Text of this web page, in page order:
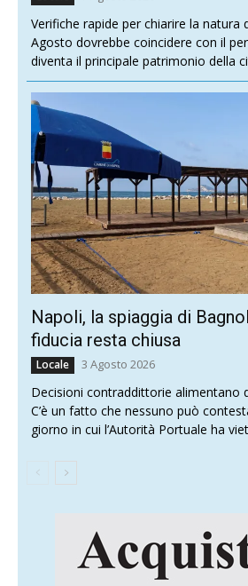
Verifiche rapide per chiarire la natura
Agosto dovrebbe coincidere con il
diventa il principale patrimonio della
Napoli, la spiaggia di
fiducia resta chiusa
Locale 3 Agosto 2026
Decisioni contraddittorie alimentano
C’è un fatto che nessuno può
giorno in cui l’Autorità Portuale ha